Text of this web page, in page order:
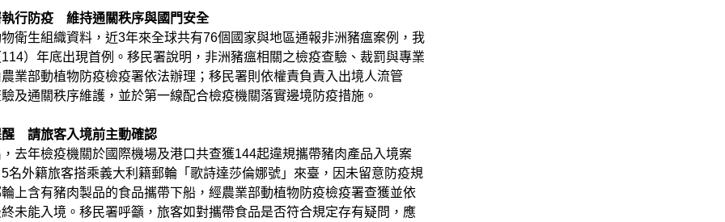
行防疫 維持通關秩序與國門安全
衛生組織資料，近3年來全球共有76個國家與地區通報非洲豬瘟案例，我
）年底出現首例。移民署說明，非洲豬瘟相關之檢疫查驗、裁罰與專業
業部動植物防疫檢疫署依法辦理；移民署則依權責負責入出境人流管
及通關秩序維護，並於第一線配合檢疫機關落實邊境防疫措施。
醒 請旅客入境前主動確認
去年檢疫機關於國際機場及港口共查獲144起違規攜帶豬肉產品入境案
名外籍旅客搭乘義大利籍郵輪「歌詩達莎倫娜號」來臺，因未留意防疫規
上含有豬肉製品的食品攜帶下船，經農業部動植物防疫檢疫署查獲並依
未能入境。移民署呼籲，旅客如對攜帶食品是否符合規定存有疑問，應